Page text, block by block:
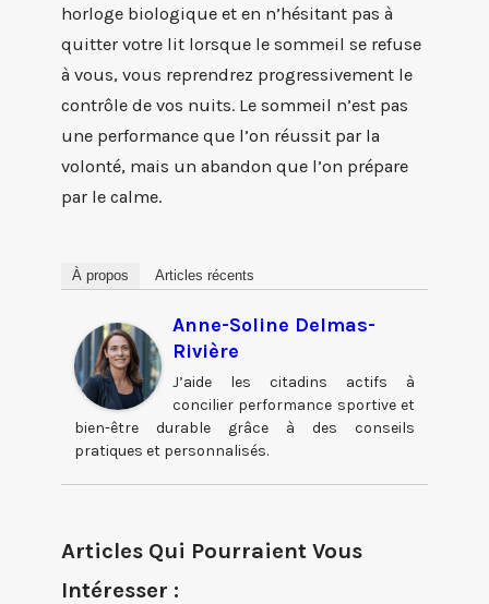
horloge biologique et en n’hésitant pas à
quitter votre lit lorsque le sommeil se refuse
à vous, vous reprendrez progressivement le
contrôle de vos nuits. Le sommeil n’est pas
une performance que l’on réussit par la
volonté, mais un abandon que l’on prépare
par le calme.
À propos Articles récents
Anne-Soline Delmas-
Rivière
J’aide les citadins actifs à
concilier performance sportive et
bien-être durable grâce à des conseils
pratiques et personnalisés.
Articles Qui Pourraient Vous
Intéresser :